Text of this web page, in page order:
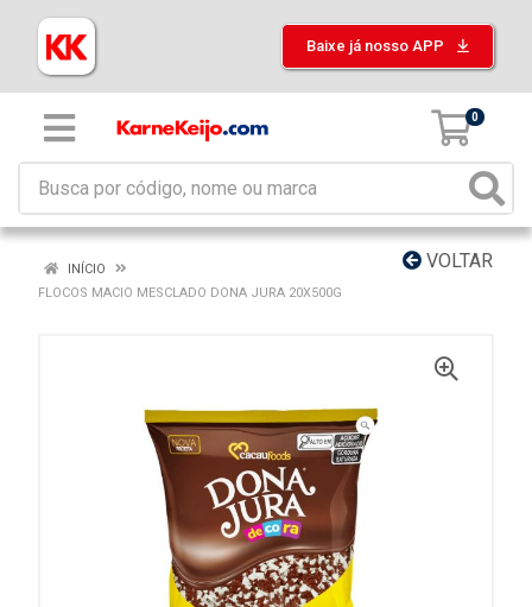
Baixe já nosso APP
0
VOLTAR
INÍCIO
FLOCOS MACIO MESCLADO DONA JURA 20X500G